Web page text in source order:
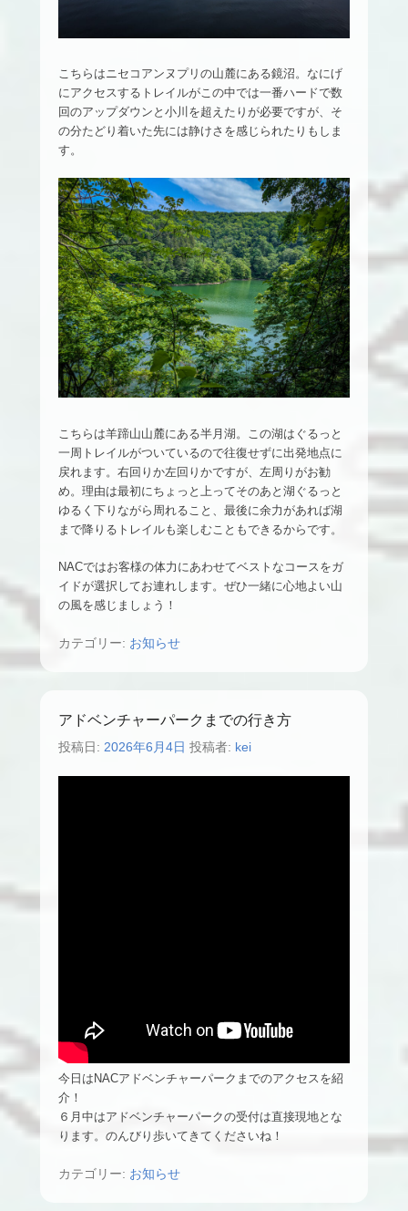
こちらはニセコアンヌプリの山麓にある鏡沼。なにげ
にアクセスするトレイルがこの中では一番ハードで数
回のアップダウンと小川を超えたりが必要ですが、そ
の分たどり着いた先には静けさを感じられたりもしま
す。
こちらは羊蹄山山麓にある半月湖。この湖はぐるっと
一周トレイルがついているので往復せずに出発地点に
戻れます。右回りか左回りかですが、左周りがお勧
め。理由は最初にちょっと上ってそのあと湖ぐるっと
ゆるく下りながら周れること、最後に余力があれば湖
まで降りるトレイルも楽しむこともできるからです。
NACではお客様の体力にあわせてベストなコースをガ
イドが選択してお連れします。ぜひ一緒に心地よい山
の風を感じましょう！
カテゴリー: お知らせ
アドベンチャーパークまでの行き方
投稿日: 2026年6月4日 投稿者: kei
今日はNACアドベンチャーパークまでのアクセスを紹
介！
６月中はアドベンチャーパークの受付は直接現地とな
ります。のんびり歩いてきてくださいね！
カテゴリー: お知らせ